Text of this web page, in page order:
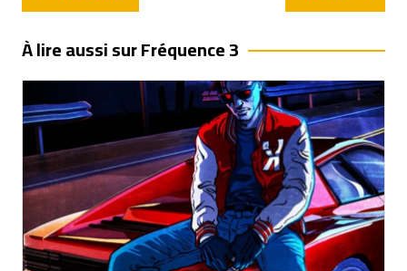
de
l’article
À lire aussi sur Fréquence 3